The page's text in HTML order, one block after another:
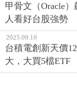
甲骨文（Oracle
人看好台股強勢
2025.09.10
台積電創新天價
大，大買5檔ETF